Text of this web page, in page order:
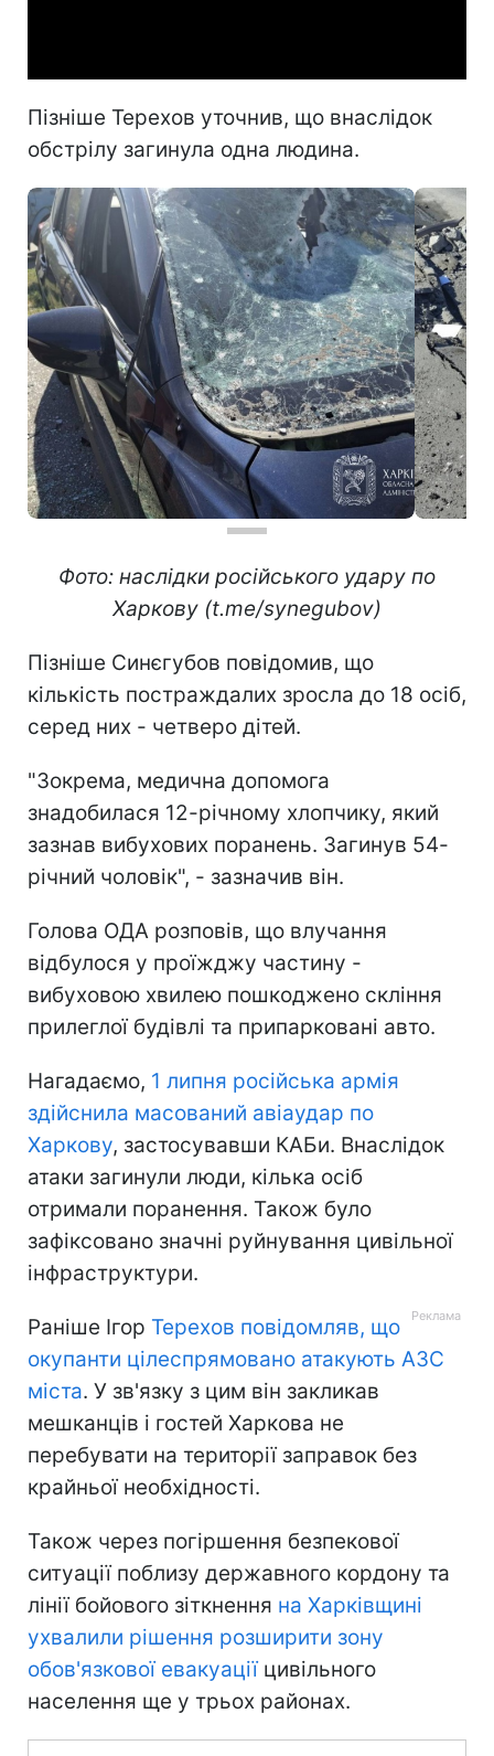
Пізніше Терехов уточнив, що внаслідок
обстрілу загинула одна людина.
Фото: наслідки російського удару по
Харкову (t.me/synegubov)
Пізніше Синєгубов повідомив, що
кількість постраждалих зросла до 18 осіб,
серед них - четверо дітей.
"Зокрема, медична допомога
знадобилася 12-річному хлопчику, який
зазнав вибухових поранень. Загинув 54-
річний чоловік", - зазначив він.
Голова ОДА розповів, що влучання
відбулося у проїжджу частину -
вибуховою хвилею пошкоджено скління
прилеглої будівлі та припарковані авто.
Нагадаємо, 1 липня російська армія
здійснила масований авіаудар по
Харкову, застосувавши КАБи. Внаслідок
атаки загинули люди, кілька осіб
отримали поранення. Також було
зафіксовано значні руйнування цивільної
інфраструктури.
Раніше Ігор Терехов повідомляв, що
окупанти цілеспрямовано атакують АЗС
міста. У зв'язку з цим він закликав
мешканців і гостей Харкова не
перебувати на території заправок без
крайньої необхідності.
Також через погіршення безпекової
ситуації поблизу державного кордону та
лінії бойового зіткнення на Харківщині
ухвалили рішення розширити зону
обов'язкової евакуаціїцивільного
населення ще у трьох районах.